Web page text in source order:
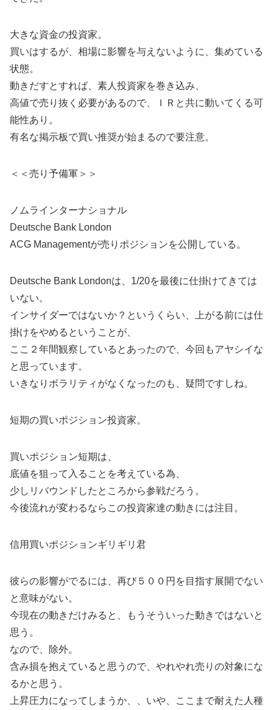
大きな資金の投資家。
買いはするが、相場に影響を与えないように、集めている
状態。
動きだすとすれば、素人投資家を巻き込み、
高値で売り抜く必要があるので、ＩＲと共に動いてくる可
能性あり。
有名な掲示板で買い推奨が始まるので要注意。
＜＜売り予備軍＞＞
ノムラインターナショナル
Deutsche Bank London
ACG Managementが売りポジションを公開している。
Deutsche Bank Londonは、1/20を最後に仕掛けてきては
いない。
インサイダーではないか？というくらい、上がる前には仕
掛けをやめるということが、
ここ２年間観察しているとあったので、今回もアヤシイな
と思っています。
いきなりボラリティがなくなったのも、疑問ですしね。
短期の買いポジション投資家。
買いポジション短期は、
底値を狙って入ることを考えている為、
少しリバウンドしたところから参戦だろう。
今後流れが変わるならこの投資家達の動きには注目。
信用買いポジションギリギリ君
彼らの影響がでるには、再び５００円を目指す展開でない
と意味がない。
今現在の動きだけみると、もうそういった動きではないと
思う。
なので、除外。
含み損を抱えていると思うので、やれやれ売りの対象にな
るかと思う。
上昇圧力になってしまうか、、いや、ここまで耐えた人種